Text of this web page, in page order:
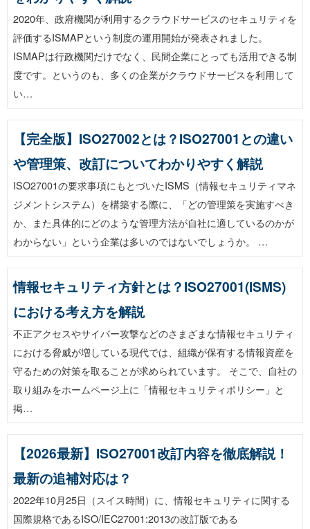
2020年、政府機関が利用するクラウドサービスのセキュリティを
評価するISMAPという制度の運用開始が発表されました。
ISMAPは行政機関だけでなく、民間企業にとっても活用できる制
度です。というのも、多くの企業がクラウドサービスを利用して
い…
【完全版】ISO27002とは？ISO27001との違い
や管理策、改訂についてわかりやすく解説
ISO27001の要求事項にもとづいたISMS（情報セキュリティマネ
ジメントシステム）を構築する際に、「どの管理策を実施すべき
か、また具体的にどのような管理方法が自社に適しているのかが
わからない」という企業は多いのではないでしょうか。 …
情報セキュリティ方針とは？ISO27001(ISMS)
における考え方を解説
不正アクセスやサイバー攻撃などのさまざまな情報セキュリティ
における脅威が増している現代では、組織が保有する情報資産を
守るための対策を取ることが求められています。 そこで、自社の
取り組みをホームページ上に「情報セキュリティポリシー」と
掲…
【2026最新】ISO27001改訂内容を徹底解説！
最新の追補対応は？
2022年10月25日（スイス時間）に、情報セキュリティに関する
国際規格であるISO/IEC27001:2013の改訂版である